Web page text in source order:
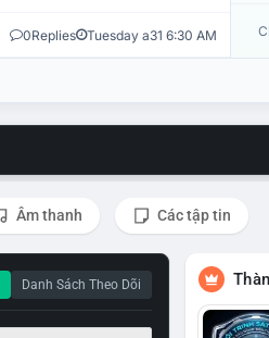
0Replies Tuesday a31 6:30 AM
Âm thanh Các tập tin
Danh Sách Theo Dõi